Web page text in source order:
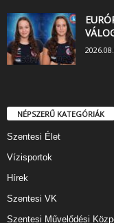
NÉPSZERŰ KATEGÓRIÁK
Szentesi Élet
Vízisportok
Hírek
Szentesi VK
Szentesi Művelődési